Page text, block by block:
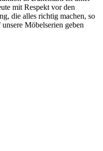
mit Respekt vor den
die alles richtig machen, so
Möbelserien geben